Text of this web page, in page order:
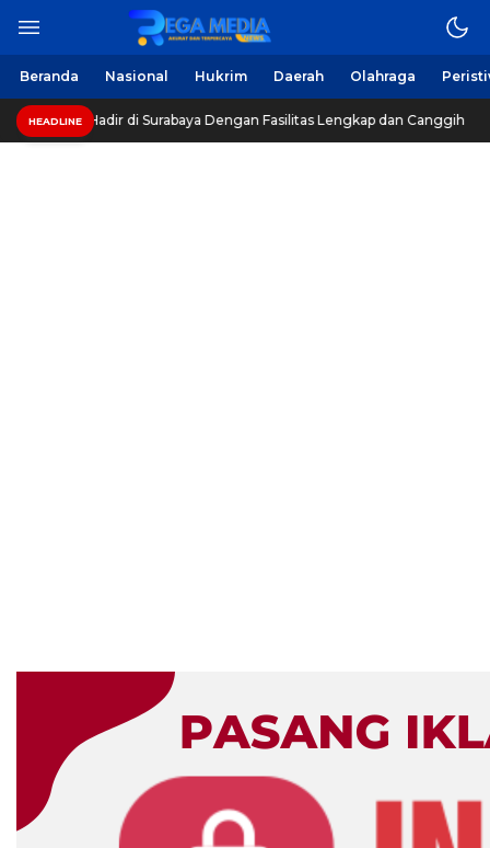
Beranda Nasional Hukrim Daerah Olahraga
HEADLINE
di Surabaya Dengan Fasilitas Lengkap dan Canggih